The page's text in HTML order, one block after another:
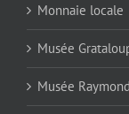
Monnaie locale
Musée
Musée